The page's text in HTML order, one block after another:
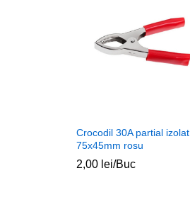
Crocodil 30A partial izolat
75x45mm rosu
2,00 lei/Buc